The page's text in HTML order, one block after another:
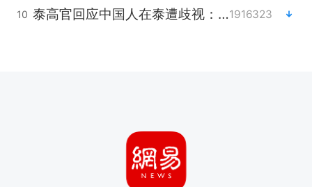
10 泰高官回应中国人在泰遭歧视：全面调查1916323